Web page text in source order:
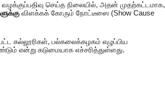
வழக்குப்பதிவு செய்த நிலையில், அதன் முதற்கட்டமாக,
விளக்கக் கோரும் நோட்டீஸை (Show Cause
கல்லூரிகள், பல்கலைக்கழகம் எழுப்பிய
என்று கடுமையாக எச்சரித்துள்ளது.